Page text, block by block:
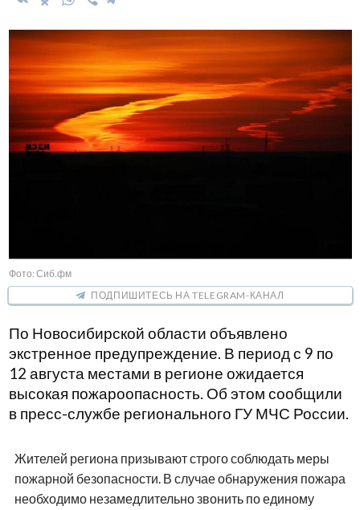
Фото: Сиб.фм
ПОДПИШИТЕСЬ НА TELEGRAM-КАНАЛ
По Новосибирской области объявлено
экстренное предупреждение. В период с 9 по
12 августа местами в регионе ожидается
высокая пожароопасность. Об этом сообщили
в пресс-службе регионального ГУ МЧС России.
Жителей региона призывают строго соблюдать меры
пожарной безопасности. В случае обнаружения пожара
необходимо незамедлительно звонить по единому